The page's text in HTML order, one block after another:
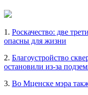
1. Роскачество: две
опасны для жизни
2. Благоустройство
остановили из-за
3. Во Мценске мэра